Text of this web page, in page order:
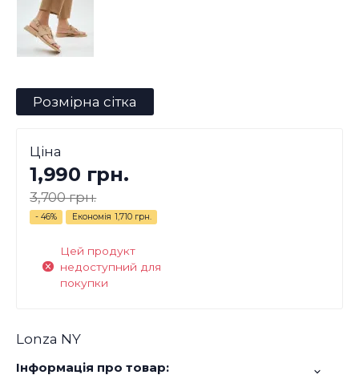
Розмірна сітка
Ціна
1,990 грн.
3,700 грн.
- 46% Економія 1,710 грн.
Цей продукт
недоступний для
покупки
Lonza NY
Інформація про товар: